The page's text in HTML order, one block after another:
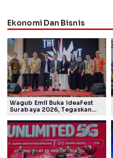
Ekonomi Dan Bisnis
Wagub Emil Buka IdeaFest
Surabaya 2026, Tegaskan
Timur